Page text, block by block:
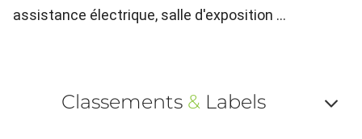
assistance électrique, salle d'exposition ...
Classements &Labels